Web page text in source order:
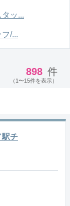
ッ...
/...
898 件
（1〜15件を表示）
チ